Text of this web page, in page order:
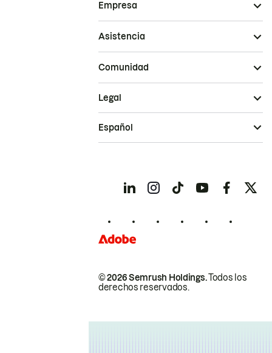
Empresa
Asistencia
Comunidad
© 2026 Semrush Holdings.Todos los
derechos reservados.
Legal
Español